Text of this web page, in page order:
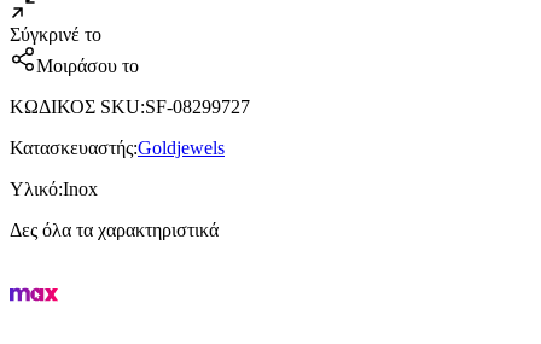
Σύγκρινέ το
Μοιράσου το
ΚΩΔΙΚΟΣ SKU:SF-08299727
Κατασκευαστής:Goldjewels
Υλικό:Inox
Δες όλα τα χαρακτηριστικά